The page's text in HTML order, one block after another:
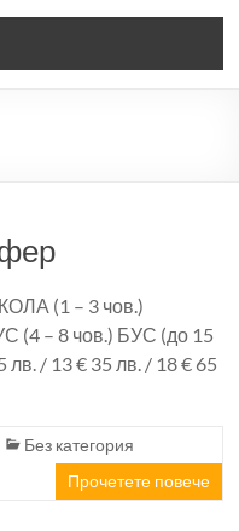
(1 – 3 чов.)
– 8 чов.) БУС (до 15
/ 13 € 35 лв. / 18 € 65
Без категория
Прочетете повече